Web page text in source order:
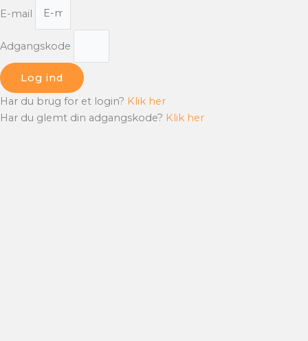
E-mail
Adgangskode
Log ind
Har du brug for et login? Klik her
Har du glemt din adgangskode? Klik her